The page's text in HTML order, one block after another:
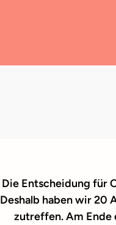
Die Entscheidung für
Deshalb haben wir 20
zutreffen. Am Ende